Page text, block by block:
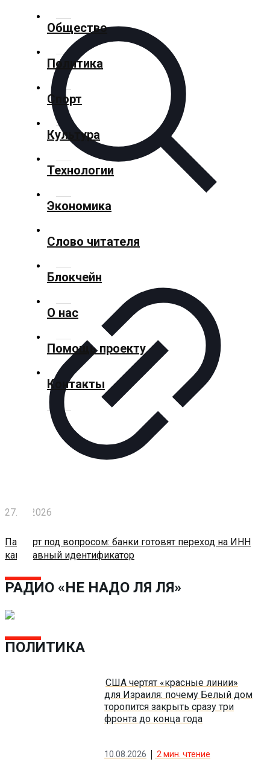
Добавить
материал
Популярные
новости
Общество
Спорт
Культура
Технологии
Экономика
Слово
читателя
О
Общество
Политика
Спорт
Культура
Технологии
Экономика
Слово читателя
Блокчейн
О нас
Помощь проекту
Контакты
27.04.2026
Паспорт под вопросом: банки готовят переход на ИНН
как главный идентификатор
РАДИО «НЕ НАДО ЛЯ ЛЯ»
ПОЛИТИКА
США чертят «красные линии»
для Израиля: почему Белый дом
торопится закрыть сразу три
фронта до конца года
10.08.2026 2 мин. чтение